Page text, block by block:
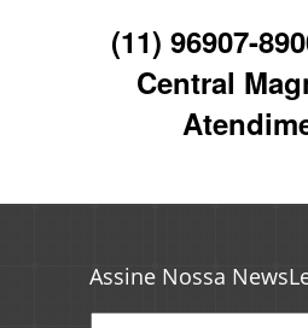
(11) 96907-
Central
Assine Nossa